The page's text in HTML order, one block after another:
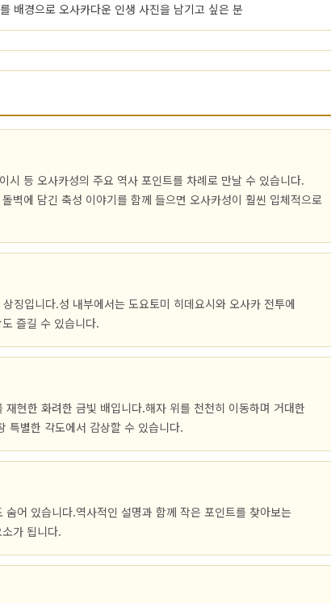
배경으로 오사카다운 인생 사진을 남기고 싶은 분
시 등 오사카성의 주요 역사 포인트를 차례로 만날 수 있습니다.
벽에 담긴 축성 이야기를 함께 들으면 오사카성이 훨씬 입체적으로
징입니다.성 내부에서는 도요토미 히데요시와 오사카 전투에
즐길 수 있습니다.
현한 화려한 금빛 배입니다.해자 위를 천천히 이동하며 거대한
특별한 각도에서 감상할 수 있습니다.
어 있습니다.역사적인 설명과 함께 작은 포인트를 찾아보는
가 됩니다.